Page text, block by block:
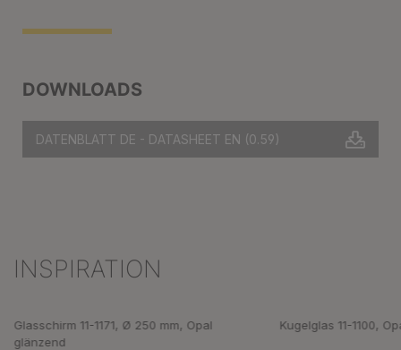
DOWNLOADS
DATENBLATT DE - DATASHEET EN (0.59)
Produktgalerie überspringen
INSPIRATION
Glasschirm 11-1171, Ø 250 mm, Opal
glänzend
Kugelglas 11-1100,